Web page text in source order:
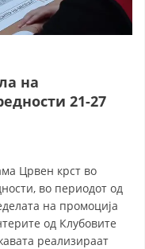
на
21-27
Црвен крст во
во периодот од
на промоција
од Клубовите
реализираат